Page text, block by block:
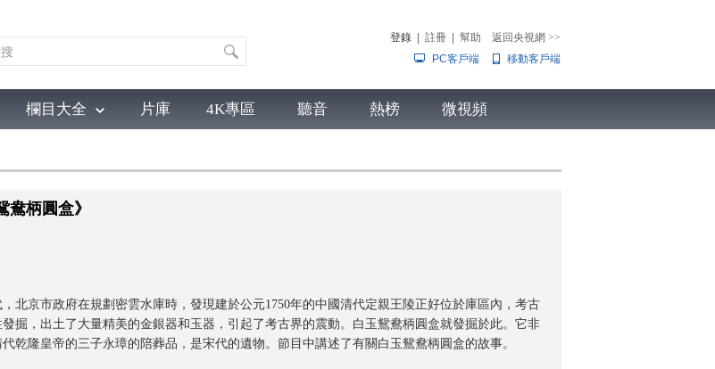
登錄 註冊 幫助 返回央視網 >>
PC客戶端
移動客戶端
欄目大全 片庫 4K專區 聽音 熱榜 微視頻
鴦柄圓盒》
北京市政府在規劃密雲水庫時，發現建於公元1750年的中國清代定親王陵正好位於庫區內，考古
掘，出土了大量精美的金銀器和玉器，引起了考古界的震動。白玉鴛鴦柄圓盒就發掘於此。它非
乾隆皇帝的三子永璋的陪葬品，是宋代的遺物。節目中講述了有關白玉鴛鴦柄圓盒的故事。